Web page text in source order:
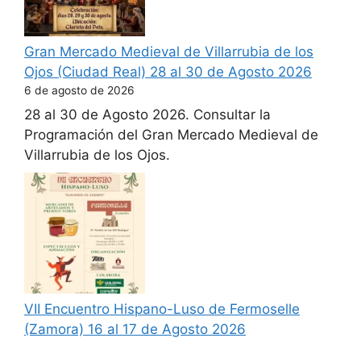
Gran Mercado Medieval de Villarrubia de los
Ojos (Ciudad Real) 28 al 30 de Agosto 2026
6 de agosto de 2026
28 al 30 de Agosto 2026. Consultar la
Programación del Gran Mercado Medieval de
Villarrubia de los Ojos.
VII Encuentro Hispano-Luso de Fermoselle
(Zamora) 16 al 17 de Agosto 2026